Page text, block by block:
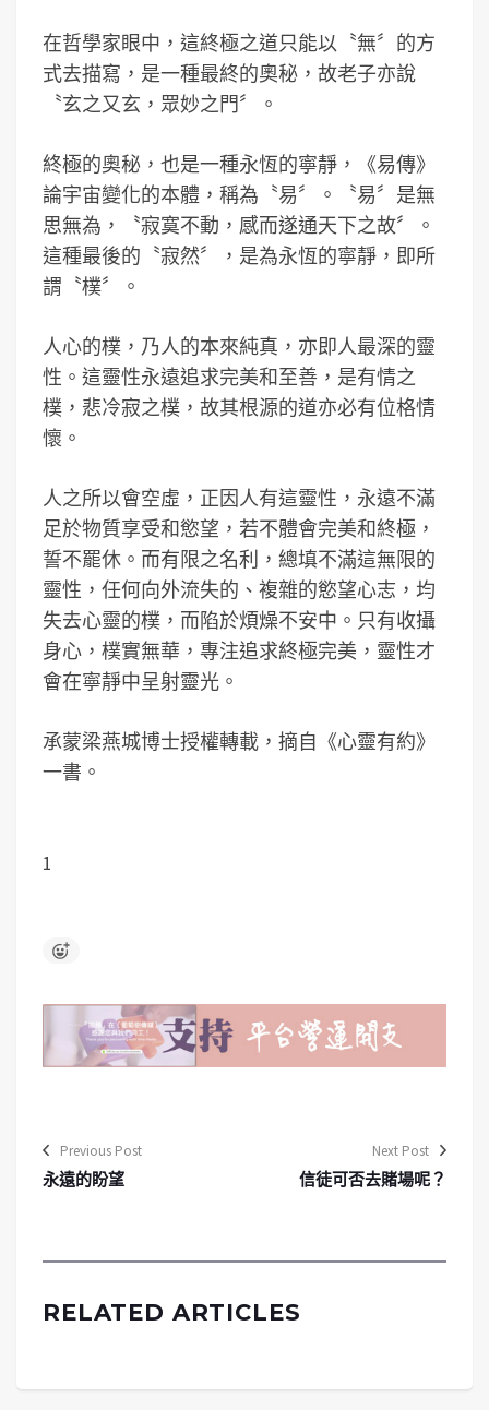
在哲學家眼中，這終極之道只能以〝無〞的方
式去描寫，是一種最終的奧秘，故老子亦說
〝玄之又玄，眾妙之門〞。
終極的奧秘，也是一種永恆的寧靜，《易傳》
論宇宙變化的本體，稱為〝易〞。〝易〞是無
思無為，〝寂寞不動，感而遂通天下之故〞。
這種最後的〝寂然〞，是為永恆的寧靜，即所
謂〝樸〞。
人心的樸，乃人的本來純真，亦即人最深的靈
性。這靈性永遠追求完美和至善，是有情之
樸，悲冷寂之樸，故其根源的道亦必有位格情
懷。
人之所以會空虛，正因人有這靈性，永遠不滿
足於物質享受和慾望，若不體會完美和終極，
誓不罷休。而有限之名利，總填不滿這無限的
靈性，任何向外流失的、複雜的慾望心志，均
失去心靈的樸，而陷於煩燥不安中。只有收攝
身心，樸實無華，專注追求終極完美，靈性才
會在寧靜中呈射靈光。
承蒙梁燕城博士授權轉載，摘自《心靈有約》
一書。
1
Previous Post
永遠的盼望
Next Post
信徒可否去賭場呢？
RELATED ARTICLES